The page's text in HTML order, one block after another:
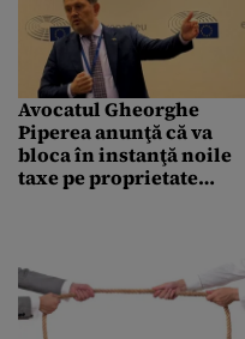
numirea procurorilor.
Amatorii sunt conduși de
un USR-rist”
Avocatul Gheorghe
Piperea anunţă că va
bloca în instanţă noile
taxe pe proprietate